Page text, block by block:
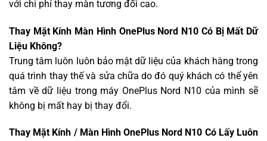
với chi phí thay màn tương đối cao.
Thay Mặt Kính Màn Hình OnePlus Nord N10 Có Bị Mất Dữ
Liệu Không?
Trung tâm luôn luôn bảo mật dữ liệu của khách hàng trong
quá trình thay thế và sửa chữa do đó quý khách có thể yên
tâm về dữ liệu trong máy OnePlus Nord N10 của mình sẽ
không bị mất hay bị thay đổi.
Thay Mặt Kính / Màn Hình OnePlus Nord N10 Có Lấy Luôn